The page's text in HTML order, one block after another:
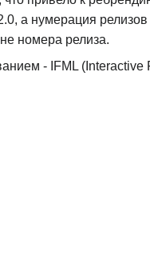
а нумерация релизов
номера релиза.
- IFML (Interactive